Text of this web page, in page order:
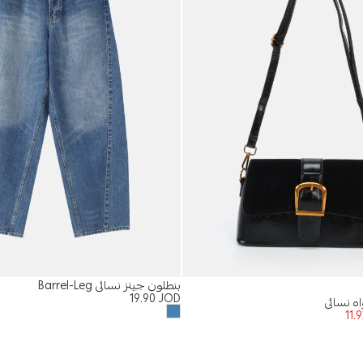
نسائي
بنطلون جينز نسائي Barrel-Leg
19.90JOD